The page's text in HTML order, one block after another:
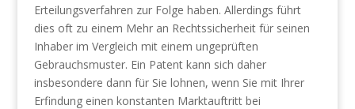
Erteilungsverfahren zur Folge haben. Allerdings führt
dies oft zu einem Mehr an Rechtssicherheit für seinen
Inhaber im Vergleich mit einem ungeprüften
Gebrauchsmuster. Ein Patent kann sich daher
insbesondere dann für Sie lohnen, wenn Sie mit Ihrer
Erfindung einen konstanten Marktauftritt bei